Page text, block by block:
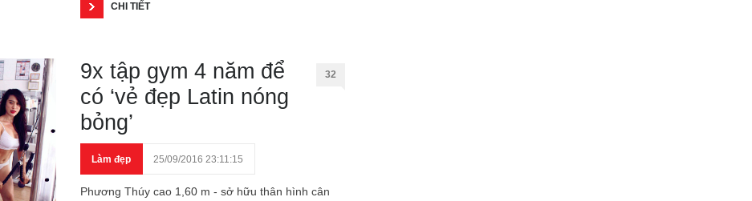
CHI TIẾT
9x tập gym 4 năm để
có ‘vẻ đẹp Latin nóng
bỏng’
32
Làm đẹp 25/09/2016 23:11:15
Phương Thúy cao 1,60 m - sở hữu thân hình cân